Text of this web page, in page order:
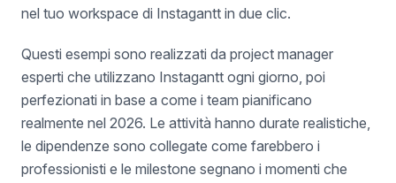
nel tuo workspace di Instagantt in due clic.
Questi esempi sono realizzati da project manager
esperti che utilizzano Instagantt ogni giorno, poi
perfezionati in base a come i team pianificano
realmente nel 2026. Le attività hanno durate realistiche,
le dipendenze sono collegate come farebbero i
professionisti e le milestone segnano i momenti che